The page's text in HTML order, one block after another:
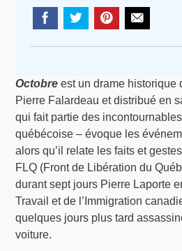
Octobre est un drame historique
Pierre Falardeau et distribué en
qui fait partie des
québécoise – évoque les
alors qu’il relate les faits et
FLQ (Front de Libération du
durant sept jours Pierre Laporte
Travail et de l’Immigration
quelques jours plus tard
voiture.